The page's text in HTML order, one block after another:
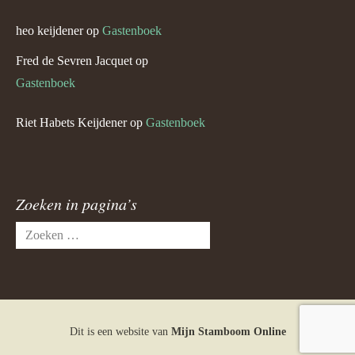
heo keijdenerop Gastenboek
Fred de Sevren Jacquet op
Gastenboek
Riet Habets Keijdenerop Gastenboek
Zoeken in pagina’s
Zoeken
naar:
Dit is een website van Mijn Stamboom Online